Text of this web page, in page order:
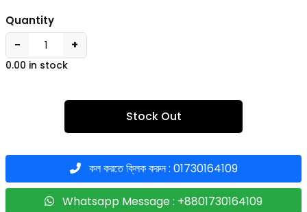
Quantity
− +
0.00 in stock
Stock Out
কল করতে ক্লিক করুন : 01730164109
Whatsapp Message : +8801730164109